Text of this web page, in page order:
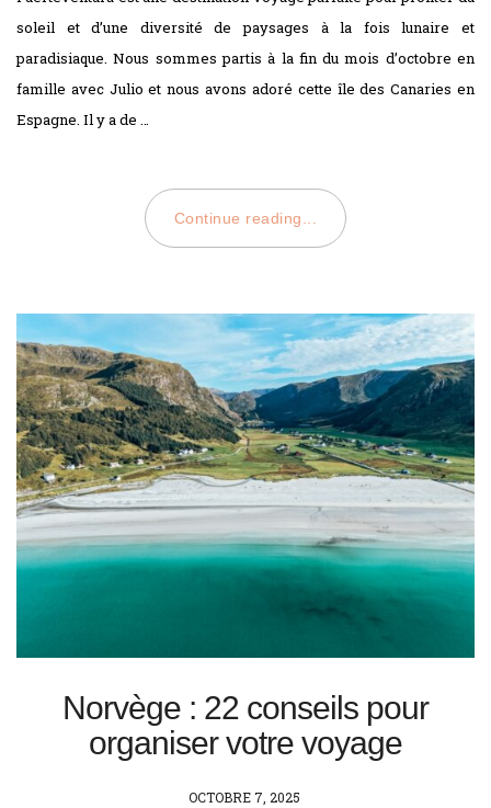
soleil et d’une diversité de paysages à la fois lunaire et
paradisiaque. Nous sommes partis à la fin du mois d’octobre en
famille avec Julio et nous avons adoré cette île des Canaries en
Espagne. Il y a de …
Continue reading...
Norvège : 22 conseils pour
organiser votre voyage
POSTED
OCTOBRE 7, 2025